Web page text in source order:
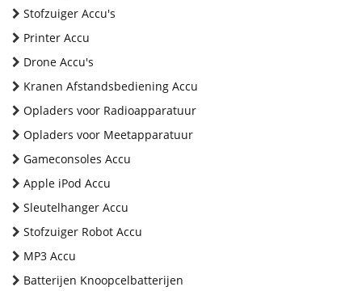
Stofzuiger Accu's
Printer Accu
Drone Accu's
Kranen Afstandsbediening Accu
Opladers voor Radioapparatuur
Opladers voor Meetapparatuur
Gameconsoles Accu
Apple iPod Accu
Sleutelhanger Accu
Stofzuiger Robot Accu
MP3 Accu
Batterijen Knoopcelbatterijen